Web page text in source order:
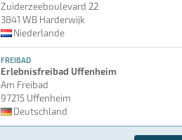
Zuiderzeeboulevard 22
3841 WB Harderwijk
Niederlande
FREIBAD
Erlebnisfreibad Uffenheim
Am Freibad
97215 Uffenheim
Deutschland